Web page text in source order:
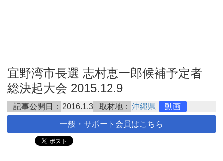
宜野湾市長選 志村恵一郎候補予定者
総決起大会 2015.12.9
記事公開日： 2016.1.3 取材地： 沖縄県 動画
一般・サポート会員はこちら